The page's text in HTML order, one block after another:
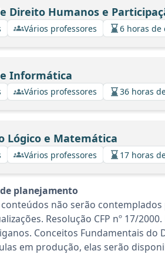
Direito Humanos e
Vários professores 6 horas de
Informática
Vários professores 36 horas
Lógico e Matemática
Vários professores 17 horas
planejamento
não serão contemplados
Resolução CFP nº 17/
Conceitos Fundamentais do
em produção, elas serão